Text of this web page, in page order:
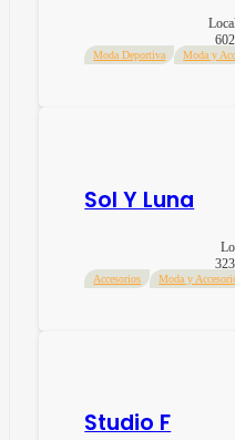
Moda Deportiva Moda y
Sol Y Luna
Accesorios Moda y
Studio F